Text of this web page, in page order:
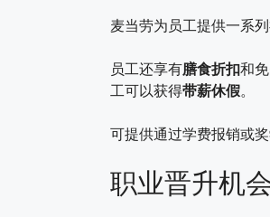
麦当劳为员工提供一系
员工还享有膳食折扣和
工可以获得带薪休假。
可提供通过学费报销或
职业晋升机